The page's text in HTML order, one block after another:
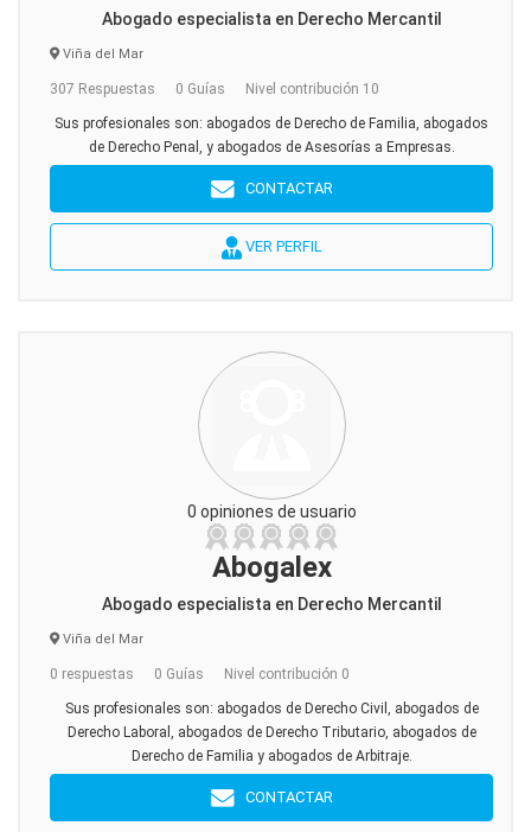
Abogado especialista en Derecho Mercantil
Viña del Mar
307 Respuestas 0 Guías Nivel contribución 10
Sus profesionales son: abogados de Derecho de Familia, abogados
de Derecho Penal, y abogados de Asesorías a Empresas.
CONTACTAR
VER PERFIL
0 opiniones de usuario
Abogalex
Abogado especialista en Derecho Mercantil
Viña del Mar
0 respuestas 0 Guías Nivel contribución 0
Sus profesionales son: abogados de Derecho Civil, abogados de
Derecho Laboral, abogados de Derecho Tributario, abogados de
Derecho de Familia y abogados de Arbitraje.
CONTACTAR